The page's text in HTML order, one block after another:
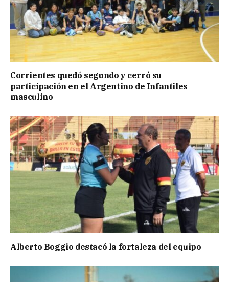
Corrientes quedó segundo y cerró su
participación en el Argentino de Infantiles
masculino
Alberto Boggio destacó la fortaleza del equipo